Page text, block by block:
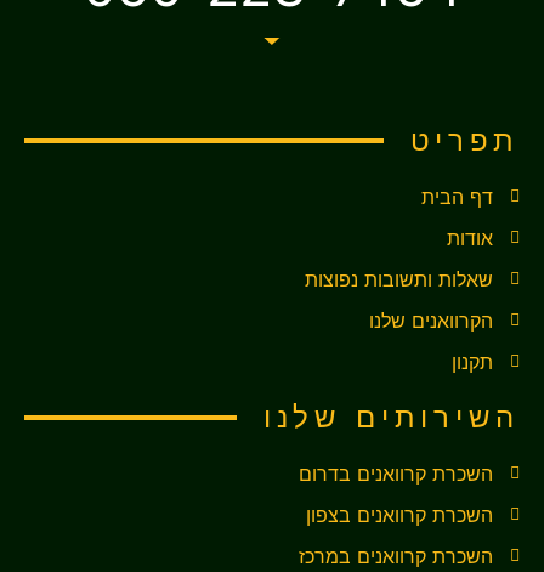
תפריט
דף הבית
אודות
שאלות ותשובות נפוצות
הקרוואנים שלנו
תקנון
השירותים שלנו
השכרת קרוואנים בדרום
השכרת קרוואנים בצפון
השכרת קרוואנים במרכז